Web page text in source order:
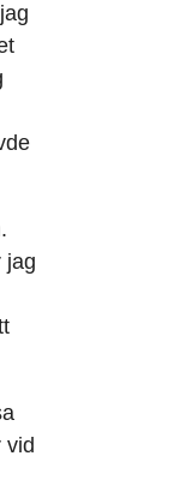
jag
vid